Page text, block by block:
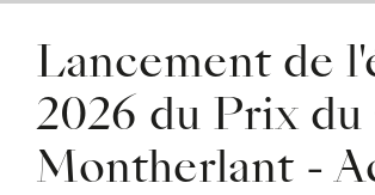
Lancement de
2026 du Prix
Montherlant -